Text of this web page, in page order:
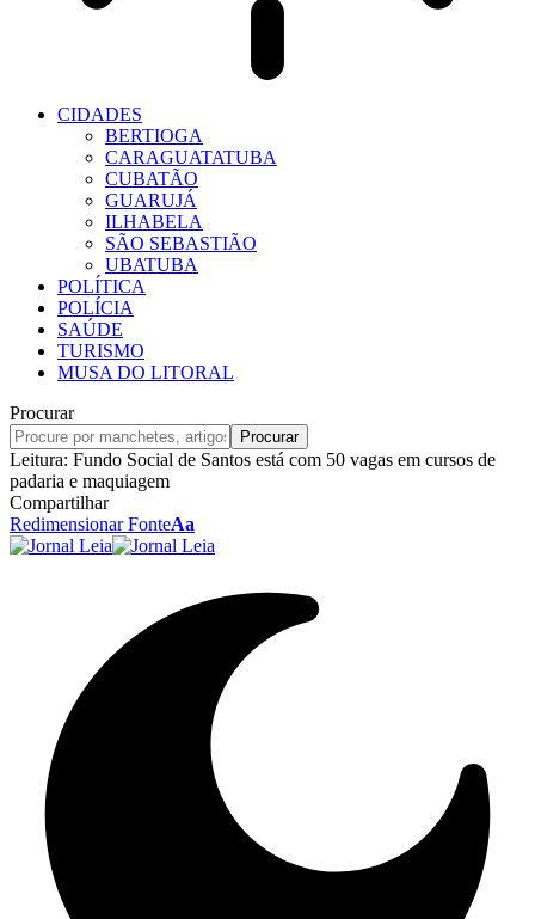
CIDADES
BERTIOGA
CARAGUATATUBA
CUBATÃO
GUARUJÁ
ILHABELA
SÃO SEBASTIÃO
UBATUBA
POLÍTICA
POLÍCIA
SAÚDE
TURISMO
MUSA DO LITORAL
Procurar
Leitura: Fundo Social de Santos está com 50 vagas em cursos de
padaria e maquiagem
Compartilhar
Redimensionar FonteAa